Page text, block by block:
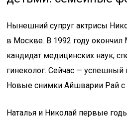
Нынешний супруг актрисы
в Москве. В 1992 году
кандидат медицинских наук,
гинеколог. Сейчас — успешный
Новые снимки Айшварии Рай
Наталья и Николай первые